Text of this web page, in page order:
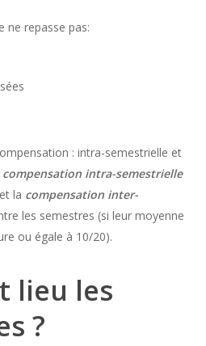
ne repasse pas:
: intra-semestrielle et
compensation intra-semestrielle
la compensation inter-
les semestres (si leur moyenne
ou égale à 10/20).
lieu les
?